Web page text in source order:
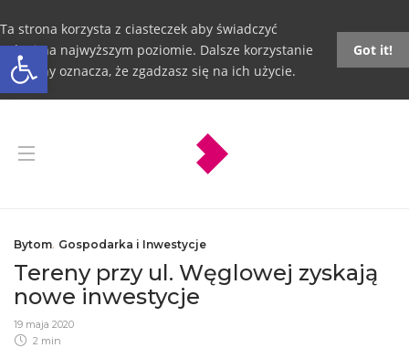
Otwórz pasek narzędzi
Ta strona korzysta z ciasteczek aby świadczyć
usługi na najwyższym poziomie. Dalsze korzystanie
ze strony oznacza, że zgadzasz się na ich użycie.
Got it!
Bytom, Gospodarka i Inwestycje
Tereny przy ul. Węglowej zyskają
nowe inwestycje
19 maja 2020
2 min